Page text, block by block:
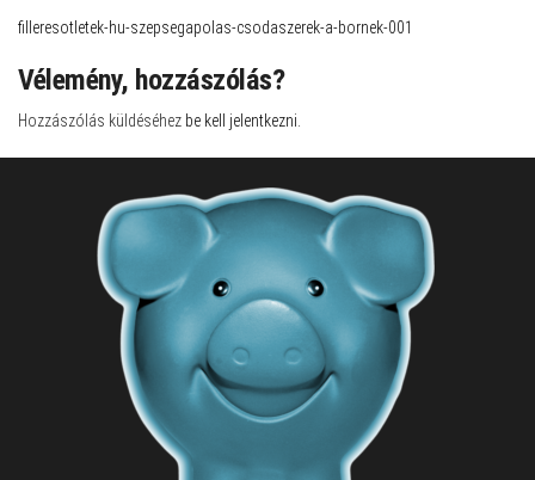
filleresotletek-hu-szepsegapolas-csodaszerek-a-bornek-001
Vélemény, hozzászólás?
Hozzászólás küldéséhez be kell jelentkezni.